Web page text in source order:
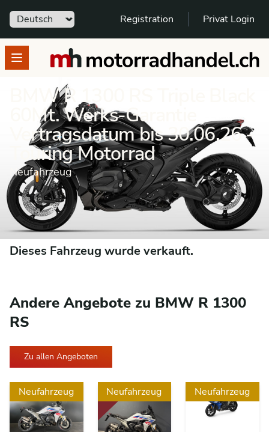
Sprache Registration Privat Login
Open menumotorradhandel.ch
BMW R 1300 RS Triple Black
60Mt. Werks-Garantie
Vertragsdatum bis 30.06.26 -
Touring Motorrad
Neufahrzeug
Motorrad Neufahrzeug
Touring Motorrad
BMW
R 1300 RS
Dieses Fahrzeug wurde verkauft.
Andere Angebote zu BMW R 1300
RS
Zu allen Angeboten
Neufahrzeug Neufahrzeug Neufahrzeug